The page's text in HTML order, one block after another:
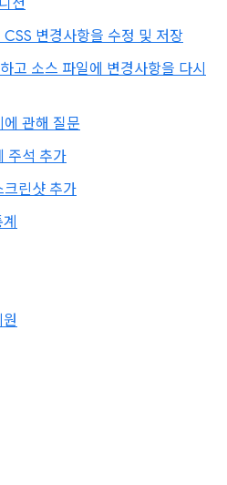
션
변경사항을 수정 및 저장
고 소스 파일에 변경사항을 다시
관해 질문
주석 추가
린샷 추가